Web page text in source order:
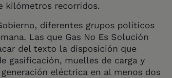
kilómetros recorridos.
diferentes grupos políticos
Las que Gas No Es Solución
del texto la disposición que
gasificación, muelles de carga y
eléctrica en al menos dos